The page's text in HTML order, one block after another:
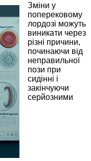
Зміни у
поперековому
лордозі можуть
виникати через
різні причини,
починаючи від
неправильної
пози при
сидінні і
закінчуючи
серйозними